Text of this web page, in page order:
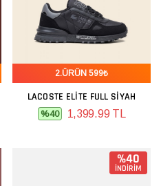
2.ÜRÜN 599₺
LACOSTE ELITE FULL SIYAH
%40 1,399.99 TL
%40
İNDİRİM